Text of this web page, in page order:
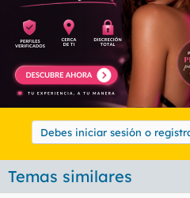
Debes iniciar sesión o
Temas similares